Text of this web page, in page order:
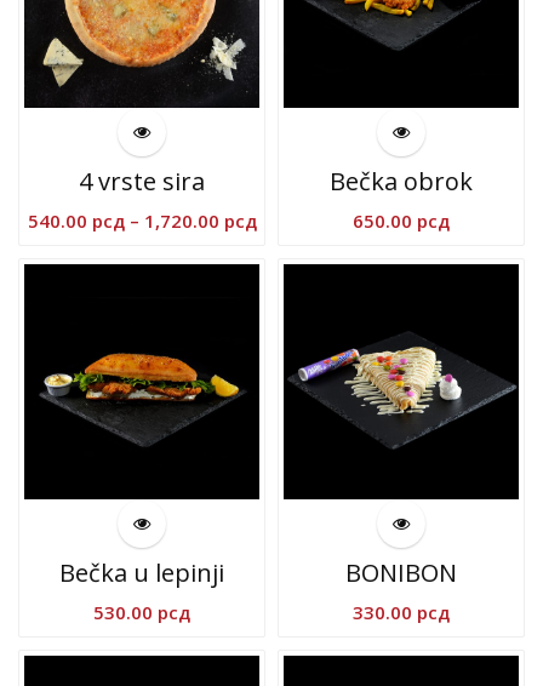
4 vrste sira
540.00 рсд – 1,720.00 рсдRaspon
od
1,720.00 рсд
Bečka obrok
650.00 рсд
Bečka u lepinji
530.00 рсд
BONIBON
330.00 рсд